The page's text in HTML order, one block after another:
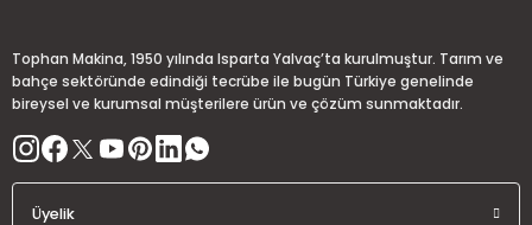
Bu ürüne benzer farklı alternatifler olmalı.
Tophan Makina, 1950 yılında Isparta Yalvaç’ta kurulmuştur. Tarım ve
bahçe sektöründe edindiği tecrübe ile bugün Türkiye genelinde
bireysel ve kurumsal müşterilere ürün ve çözüm sunmaktadır.
Üyelik